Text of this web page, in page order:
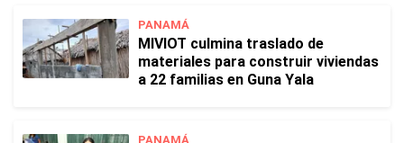
PANAMÁ
MIVIOT culmina traslado de
materiales para construir viviendas
a 22 familias en Guna Yala
PANAMÁ